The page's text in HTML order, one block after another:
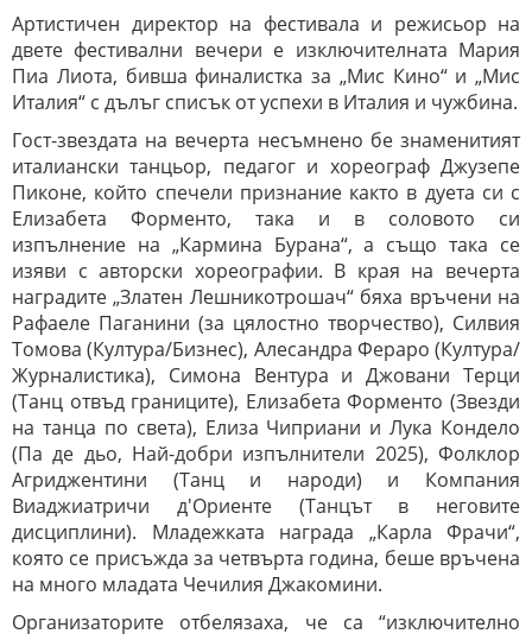
Артистичен директор на фестивала и режисьор на
двете фестивални вечери е изключителната Мария
Пиа Лиота, бивша финалистка за „Мис Кино“ и „Мис
Италия“ с дълъг списък от успехи в Италия и чужбина.
Гост-звездата на вечерта несъмнено бе знаменитият
италиански танцьор, педагог и хореограф Джузепе
Пиконе, който спечели признание както в дуета си с
Елизабета Форменто, така и в соловото си
изпълнение на „Кармина Бурана“, а също така се
изяви с авторски хореографии. В края на вечерта
наградите „Златен Лешникотрошач“ бяха връчени на
Рафаеле Паганини (за цялостно творчество), Силвия
Томова (Култура/Бизнес), Алесандра Фераро (Култура/
Журналистика), Симона Вентура и Джовани Терци
(Танц отвъд границите), Елизабета Форменто (Звезди
на танца по света), Елиза Чиприани и Лука Кондело
(Па де дьо, Най-добри изпълнители 2025), Фолклор
Агриджентини (Танц и народи) и Компания
Виаджиатричи д'Ориенте (Танцът в неговите
дисциплини). Младежката награда „Карла Фрачи“,
която се присъжда за четвърта година, беше връчена
на много младата Чечилия Джакомини.
Организаторите отбелязаха, че са “изключително